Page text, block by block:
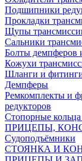
Подшипники
Прокладки
Щупы
Сальники
Болты демпферов
Кожухи
Шланги и
Демпферы
Ремкомплекты и
редукторов
Стопорные
ПРИЦЕПЫ,
Судоподъёмники
СТОЯНКА И